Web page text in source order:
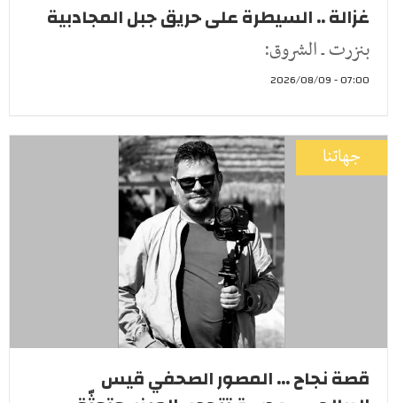
غزالة .. السيطرة على حريق جبل المجادبية
بنزرت ـ الشروق:
07:00 - 2026/08/09
جهاتنا
قصة نجاح ... المصور الصحفي قيس